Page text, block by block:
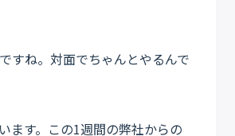
すね。対面でちゃんとやるんで
ます。この1週間の弊社からの